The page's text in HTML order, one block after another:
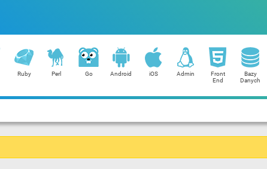
Ruby Perl Go Android iOS Admin
Front
End
Bazy
Danych